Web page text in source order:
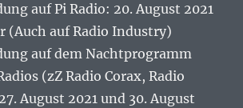
auf Pi Radio: 20. August 2021
(Auch auf Radio Industry)
auf dem Nachtprogramm
(zZ Radio Corax, Radio
August 2021 und 30. August